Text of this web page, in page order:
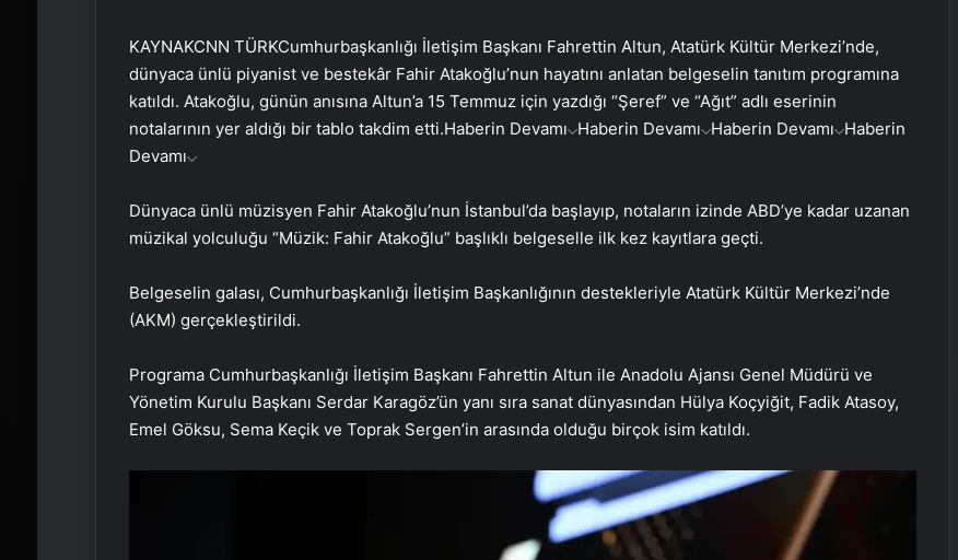
KAYNAKCNN TÜRKCumhurbaşkanlığı İletişim Başkanı Fahrettin Altun, Atatürk Kültür Merkezi’nde,
dünyaca ünlü piyanist ve bestekâr Fahir Atakoğlu’nun hayatını anlatan belgeselin tanıtım programına
katıldı. Atakoğlu, günün anısına Altun’a 15 Temmuz için yazdığı “Şeref” ve “Ağıt” adlı eserinin
notalarının yer aldığı bir tablo takdim etti.Haberin Devamı Haberin Devamı Haberin Devamı Haberin
Devamı
Dünyaca ünlü müzisyen Fahir Atakoğlu’nun İstanbul’da başlayıp, notaların izinde ABD’ye kadar uzanan
müzikal yolculuğu “Müzik: Fahir Atakoğlu” başlıklı belgeselle ilk kez kayıtlara geçti.
Belgeselin galası, Cumhurbaşkanlığı İletişim Başkanlığının destekleriyle Atatürk Kültür Merkezi’nde
(AKM) gerçekleştirildi.
Programa Cumhurbaşkanlığı İletişim Başkanı Fahrettin Altun ile Anadolu Ajansı Genel Müdürü ve
Yönetim Kurulu Başkanı Serdar Karagöz’ün yanı sıra sanat dünyasından Hülya Koçyiğit, Fadik Atasoy,
Emel Göksu, Sema Keçik ve Toprak Sergen’in arasında olduğu birçok isim katıldı.